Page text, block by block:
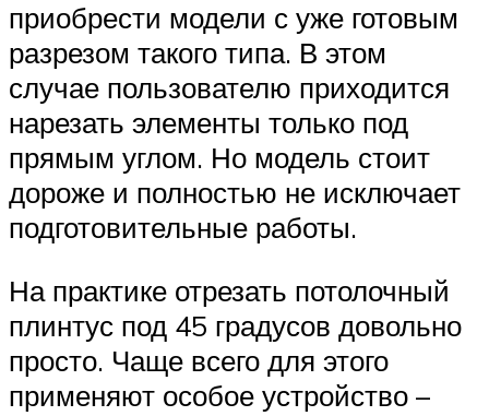
приобрести модели с уже готовым
разрезом такого типа. В этом
случае пользователю приходится
нарезать элементы только под
прямым углом. Но модель стоит
дороже и полностью не исключает
подготовительные работы.
На практике отрезать потолочный
плинтус под 45 градусов довольно
просто. Чаще всего для этого
применяют особое устройство –